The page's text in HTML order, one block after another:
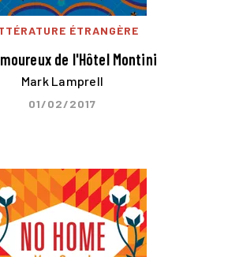
ÉTRANGÈRE
de l'Hôtel Montini
Mark Lamprell
01/02/2017